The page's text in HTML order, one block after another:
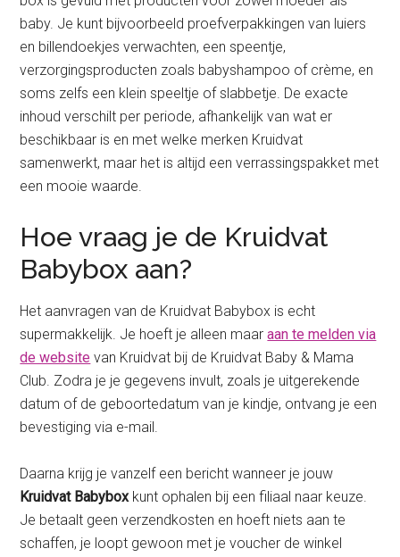
baby. Je kunt bijvoorbeeld proefverpakkingen van luiers
en billendoekjes verwachten, een speentje,
verzorgingsproducten zoals babyshampoo of crème, en
soms zelfs een klein speeltje of slabbetje. De exacte
inhoud verschilt per periode, afhankelijk van wat er
beschikbaar is en met welke merken Kruidvat
samenwerkt, maar het is altijd een verrassingspakket met
een mooie waarde.
Hoe vraag je de Kruidvat
Babybox aan?
Het aanvragen van de Kruidvat Babybox is echt
supermakkelijk. Je hoeft je alleen maaraan te melden via
de website van Kruidvat bij de Kruidvat Baby & Mama
Club. Zodra je je gegevens invult, zoals je uitgerekende
datum of de geboortedatum van je kindje, ontvang je een
bevestiging via e-mail.
Daarna krijg je vanzelf een bericht wanneer je jouw
Kruidvat Babybox kunt ophalen bij een filiaal naar keuze.
Je betaalt geen verzendkosten en hoeft niets aan te
schaffen, je loopt gewoon met je voucher de winkel